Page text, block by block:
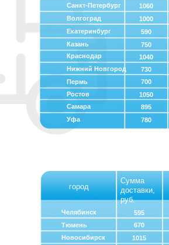
город
Сумма
доставки,
руб.
Санкт-Петербург
Волгоград
Екатеринбург
Казань
Краснодар
Нижний Новгород
Пермь
Ростов
Самара
Уфа
1060
1000
590
750
1040
730
700
1050
895
780
Челябинск
Тюмень
Новосибирск
595
670
1015